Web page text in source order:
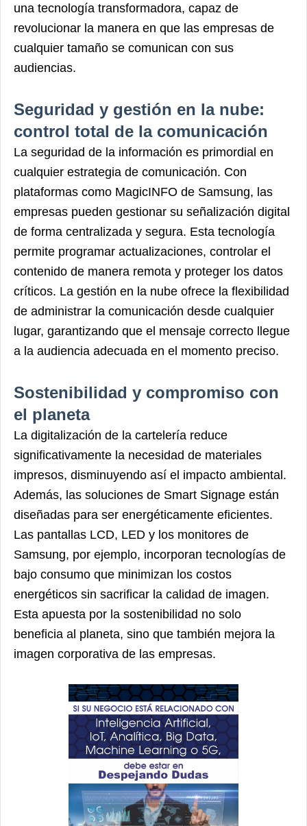
una tecnología transformadora, capaz de
revolucionar la manera en que las empresas de
cualquier tamaño se comunican con sus
audiencias.
Seguridad y gestión en la nube:
control total de la comunicación
La seguridad de la información es primordial en
cualquier estrategia de comunicación. Con
plataformas como MagicINFO de Samsung, las
empresas pueden gestionar su señalización digital
de forma centralizada y segura. Esta tecnología
permite programar actualizaciones, controlar el
contenido de manera remota y proteger los datos
críticos. La gestión en la nube ofrece la flexibilidad
de administrar la comunicación desde cualquier
lugar, garantizando que el mensaje correcto llegue
a la audiencia adecuada en el momento preciso.
Sostenibilidad y compromiso con
el planeta
La digitalización de la cartelería reduce
significativamente la necesidad de materiales
impresos, disminuyendo así el impacto ambiental.
Además, las soluciones de Smart Signage están
diseñadas para ser energéticamente eficientes.
Las pantallas LCD, LED y los monitores de
Samsung, por ejemplo, incorporan tecnologías de
bajo consumo que minimizan los costos
energéticos sin sacrificar la calidad de imagen.
Esta apuesta por la sostenibilidad no solo
beneficia al planeta, sino que también mejora la
imagen corporativa de las empresas.